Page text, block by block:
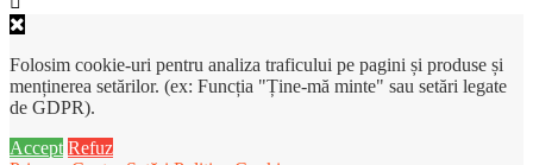
Folosim cookie-uri pentru analiza traficului pe pagini și produse și
menținerea setărilor. (ex: Funcția "Ține-mă minte" sau setări legate
de GDPR).
Accept Refuz